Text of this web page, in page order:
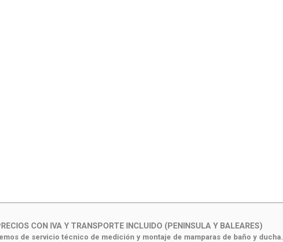
CON IVA Y TRANSPORTE INCLUIDO (PENINSULA Y BALEARES)
de servicio técnico de medición y montaje de mamparas de baño y ducha.